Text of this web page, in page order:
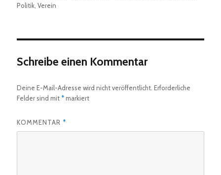
Politik ,Verein
Schreibe einen Kommentar
Deine E-Mail-Adresse wird nicht veröffentlicht. Erforderliche
Felder sind mit *markiert
KOMMENTAR *